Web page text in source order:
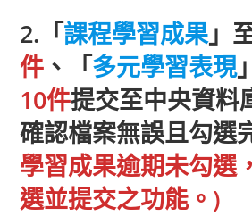
2.「課程學習成果」
件 、「多元學習表現
10件提交至中央資料
確認檔案無誤且勾選
學習成果逾期未勾選
選並提交之功能。)